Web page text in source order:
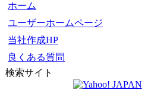
ホーム
ユーザーホームページ
当社作成HP
良くある質問
検索サイト